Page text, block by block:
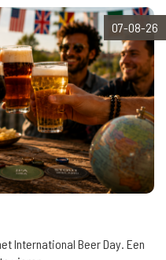
07-08-26
International Beer Day. Een